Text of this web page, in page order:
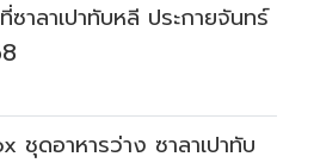
าลาเปาทับหลี ประกายจันทร์
ชุดอาหารว่าง ซาลาเปาทับ